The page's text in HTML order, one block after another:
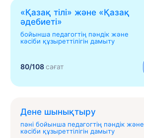
«Қазақ тілі» жəне «Қазақ
əдебиеті»
бойынша педагогтің пәндік және
кәсіби құзыреттілігін дамыту
80/108сағат
Дене шынықтыру
пәні бойынша педагогтің пәндік және
кәсіби құзыреттілігін дамыту